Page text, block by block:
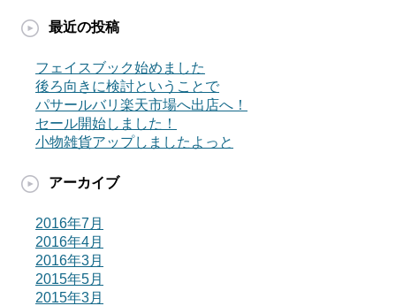
最近の投稿
フェイスブック始めました
後ろ向きに検討ということで
パサールバリ楽天市場へ出店へ！
セール開始しました！
小物雑貨アップしましたよっと
アーカイブ
2016年7月
2016年4月
2016年3月
2015年5月
2015年3月